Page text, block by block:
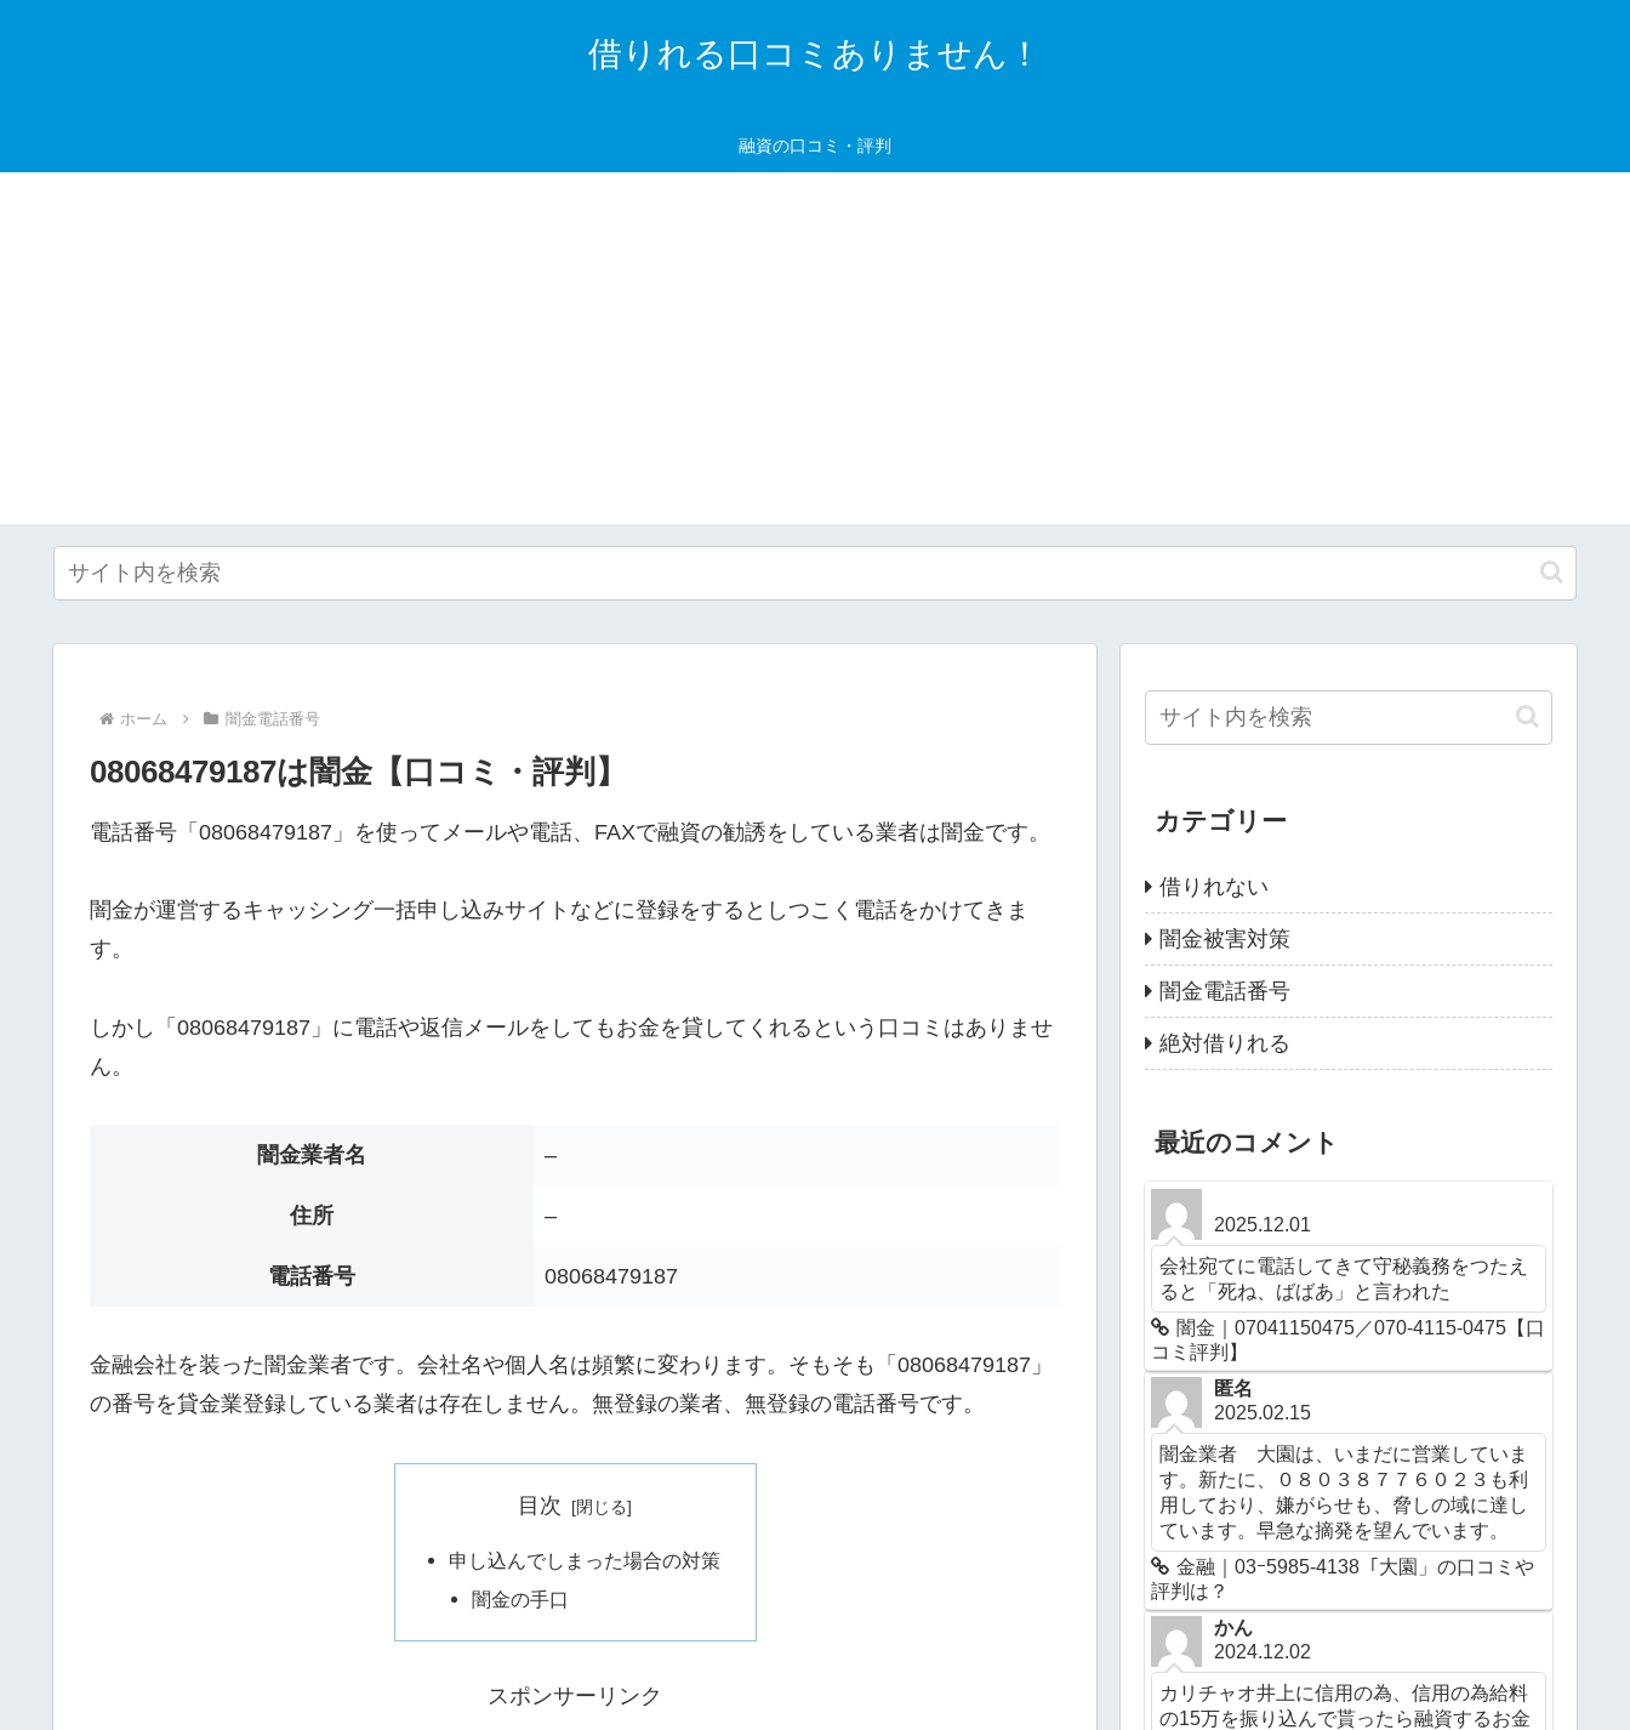
借りれる口コミありません！
融資の口コミ・評判
ホーム 闇金電話番号
08068479187は闇金【口コミ・評判】
電話番号「08068479187」を使ってメールや電話、FAXで融資の勧誘をしている業者は闇金です。
闇金が運営するキャッシング一括申し込みサイトなどに登録をするとしつこく電話をかけてきま
す。
しかし「08068479187」に電話や返信メールをしてもお金を貸してくれるという口コミはありませ
ん。
闇金業者名 –
住所 –
電話番号 08068479187
金融会社を装った闇金業者です。会社名や個人名は頻繁に変わります。そもそも「08068479187」
の番号を貸金業登録している業者は存在しません。無登録の業者、無登録の電話番号です。
目次
申し込んでしまった場合の対策
闇金の手口
スポンサーリンク
カテゴリー
借りれない
闇金被害対策
闇金電話番号
絶対借りれる
最近のコメント
2025.12.01
会社宛てに電話してきて守秘義務をつたえ
ると「死ね、ばばあ」と言われた
闇金｜07041150475／070-4115-0475【口
コミ評判】
匿名
2025.02.15
闇金業者 大園は、いまだに営業していま
す。新たに、０８０３８７７６０２３も利
用しており、嫌がらせも、脅しの域に達し
ています。早急な摘発を望んでいます。
金融｜03ｰ5985-4138「大園」の口コミや
評判は？
かん
2024.12.02
カリチャオ井上に信用の為、信用の為給料
の15万を振り込んで貰ったら融資するお金